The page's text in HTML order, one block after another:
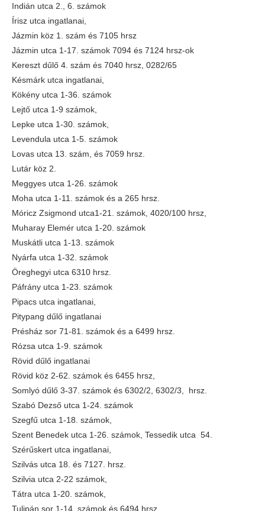
Indián utca 2., 6. számok
Írisz utca ingatlanai,
Jázmin köz 1. szám és 7105 hrsz
Jázmin utca 1-17. számok 7094 és 7124 hrsz-ok
Kereszt dűlő 4. szám és 7040 hrsz, 0282/65
Késmárk utca ingatlanai,
Kökény utca 1-36. számok
Lejtő utca 1-9 számok,
Lepke utca 1-30. számok,
Levendula utca 1-5. számok
Lovas utca 13. szám, és 7059 hrsz.
Lutár köz 2.
Meggyes utca 1-26. számok
Moha utca 1-11. számok és a 265 hrsz.
Móricz Zsigmond utca1-21. számok, 4020/100 hrsz,
Muharay Elemér utca 1-20. számok
Muskátli utca 1-13. számok
Nyárfa utca 1-32. számok
Öreghegyi utca 6310 hrsz.
Páfrány utca 1-23. számok
Pipacs utca ingatlanai,
Pitypang dűlő ingatlanai
Présház sor 71-81. számok és a 6499 hrsz.
Rózsa utca 1-9. számok
Rövid dűlő ingatlanai
Rövid köz 2-62. számok és 6455 hrsz,
Somlyó dűlő 3-37. számok és 6302/2, 6302/3, hrsz.
Szabó Dezső utca 1-24. számok
Szegfű utca 1-18. számok,
Szent Benedek utca 1-26. számok, Tessedik utca 54.
Szérűskert utca ingatlanai,
Szilvás utca 18. és 7127. hrsz.
Szilvia utca 2-22 számok,
Tátra utca 1-20. számok,
Tulipán sor 1-14. számok és 6494 hrsz,